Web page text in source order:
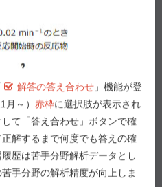
解答の答え合わせ 」機能が登
～） 赤枠に選択肢が表示され
て「答え合わせ」ボタンで確
解するまで何度でも答えの確
歴は苦手分野解析データとし
手分野の解析精度が向上しま
4 5